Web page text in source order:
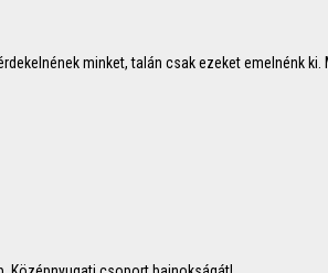
minket, talán csak ezeket emelnénk ki.